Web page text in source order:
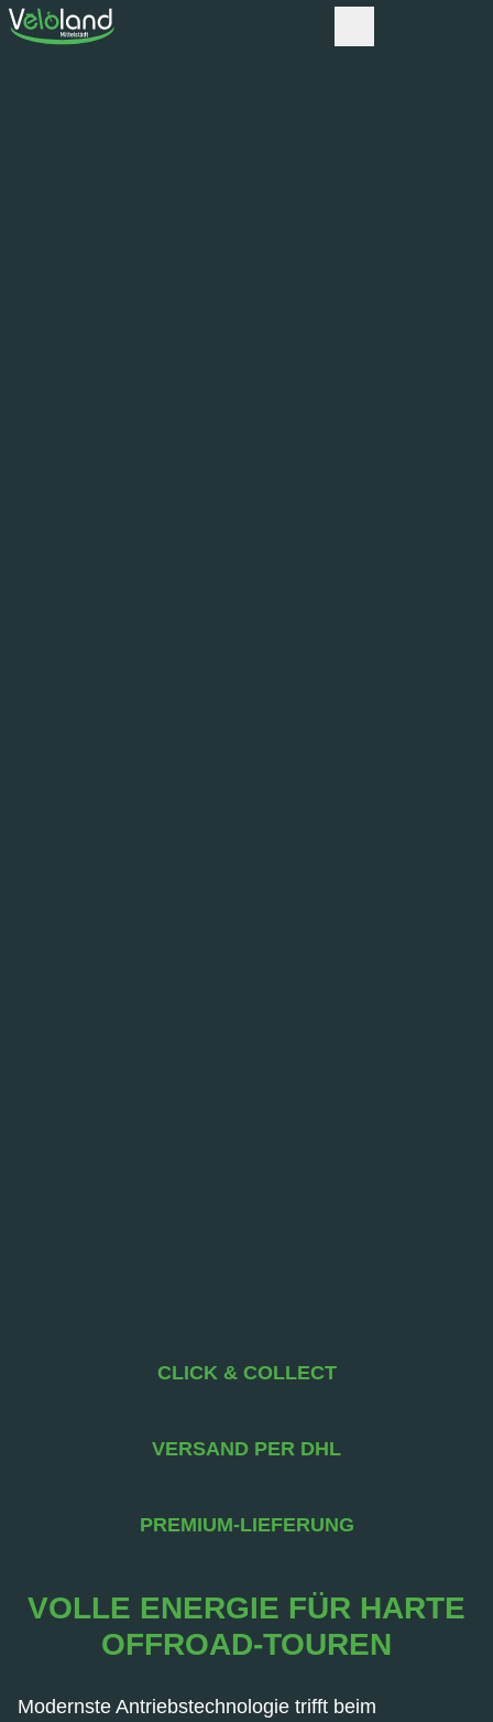
CLICK & COLLECT
VERSAND PER DHL
PREMIUM-LIEFERUNG
VOLLE ENERGIE FÜR HARTE
OFFROAD-TOUREN
Modernste Antriebstechnologie trifft beim